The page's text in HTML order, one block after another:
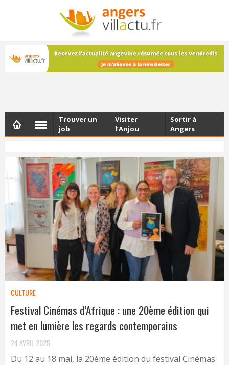
NEWSLETTER
Les dernières actualités d'Angers, chaque vendredi dans
votre boîte e-mail
Trouver un
job
Visiter
l’Anjou
Sortir à
Angers
CULTURE
Festival Cinémas d’Afrique : une 20ème édition qui
met en lumière les regards contemporains
24 AVRIL 2025
Du 12 au 18 mai, la 20ème édition du festival Cinémas